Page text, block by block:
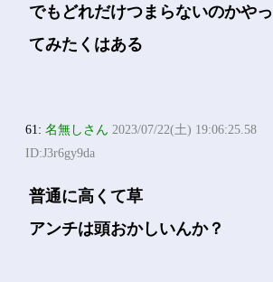
でもどれだけつまらないのかやっ
てみたくはある
61:名無しさん 2023/07/22(土) 19:06:25.58
ID:J3r6gy9da
普通に高くて草
アンチは頭おかしいんか？